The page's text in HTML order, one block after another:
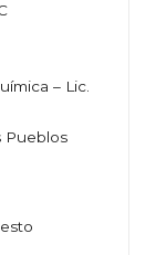
– Lic.
Pueblos